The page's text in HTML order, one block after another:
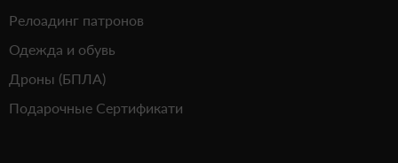
Релоадинг патронов
Одежда и обувь
Дроны (БПЛА)
Подарочные Сертификати